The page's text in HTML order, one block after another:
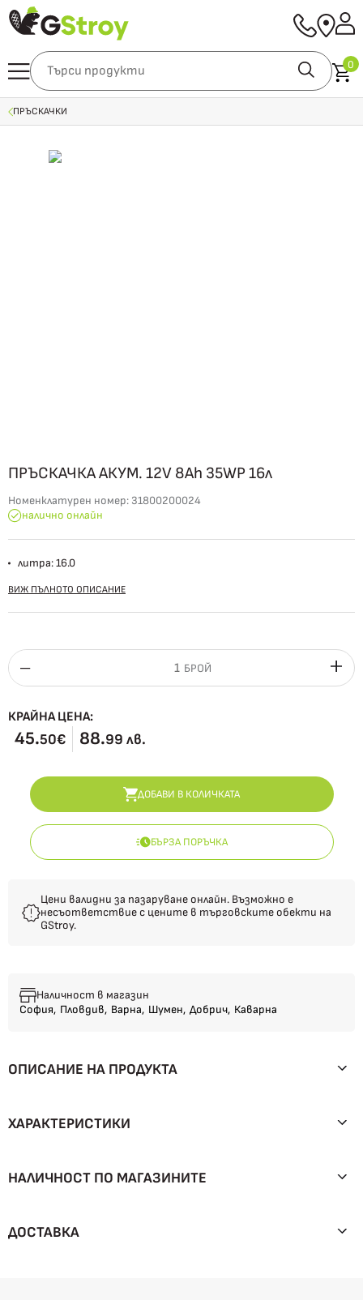
0
ПРЪСКАЧКИ
Наличност в магазин
София, Пловдив, Варна, Шумен, Добрич, Каварна
ПРЪСКАЧКА АКУМ. 12V 8Ah 35WP 16л
Номенклатурен номер: 31800200024
налично онлайн
литра: 16.0
ВИЖ ПЪЛНОТО ОПИСАНИЕ
БРОЙ
КРАЙНА ЦЕНА:
45.50€ 88.99 лв.
ДОБАВИ В КОЛИЧКАТА
БЪРЗА ПОРЪЧКА
Цени валидни за пазаруване онлайн. Възможно е
несъответствие с цените в търговските обекти на
GStroy.
ОПИСАНИЕ НА ПРОДУКТА
ХАРАКТЕРИСТИКИ
НАЛИЧНОСТ ПО МАГАЗИНИТЕ
ДОСТАВКА